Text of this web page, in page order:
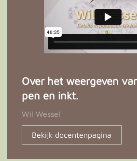
Over het weergeven
pen en inkt.
Wil Wessel
Bekijk docentenpagina